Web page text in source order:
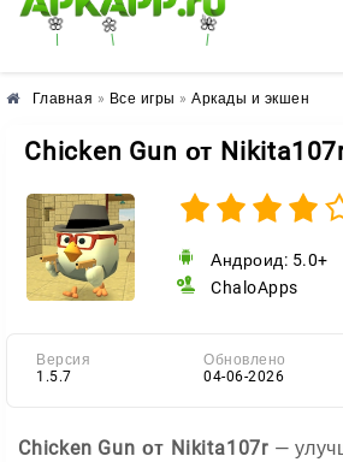
🌸 🌼 🌺
Главная » Все игры » Аркады и экшен
Chicken Gun от
Андроид: 5.0+
ChaloApps
Версия
1.5.7
Обновлено
04-06-2026
Chicken Gun от Nikita107r —